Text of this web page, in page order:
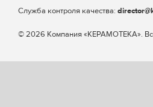
Cлужба контроля качества:
© 2026 Компания «КЕРАМОТЕКА».